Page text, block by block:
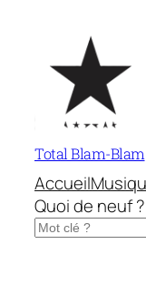
contenu
Total Blam-Blam
Accueil
Quoi de neuf ?
Rechercher